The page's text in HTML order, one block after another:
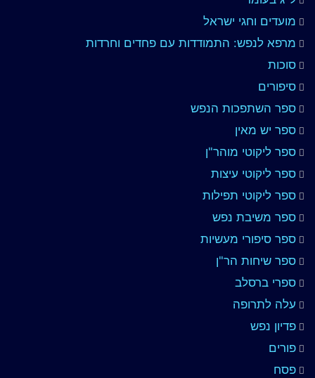
מועדים וחגי ישראל
מרפא לנפש: התמודדות עם פחדים וחרדות
סוכות
סיפורים
ספר השתפכות הנפש
ספר יש מאין
ספר ליקוטי מוהר"ן
ספר ליקוטי עיצות
ספר ליקוטי תפילות
ספר משיבת נפש
ספר סיפורי מעשיות
ספר שיחות הר"ן
ספרי ברסלב
עלה לתרופה
פדיון נפש
פורים
פסח